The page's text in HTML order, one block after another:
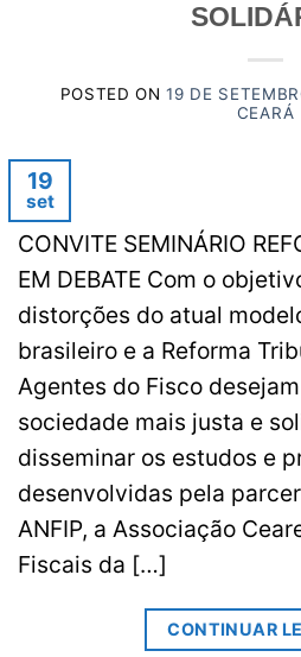
POSTED ON19 DE
CEARÁ
19
set
CONVITE SEMINÁRIO
EM DEBATE Com o
distorções do atual
brasileiro e a Reforma
Agentes do Fisco
sociedade mais justa e
disseminar os estudos e
desenvolvidas pela
ANFIP, a Associação
Fiscais da […]
CONTINUAR